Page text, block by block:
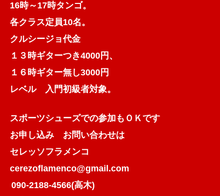
16時～17時タンゴ。
各クラス定員10名。
クルシージョ代金
１３時ギターつき4000円、
１６時ギター無し3000円
レベル 入門初級者対象。
スポーツシューズでの参加もＯＫです
お申し込み お問い合わせは
セレッソフラメンコ
cerezoflamenco@gmail.com
090-2188-4566(高木)